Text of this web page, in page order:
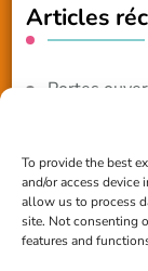
To provide the best
and/or access
allow us to process
site. Not consenting
features and
Articles
Portes
Reportage